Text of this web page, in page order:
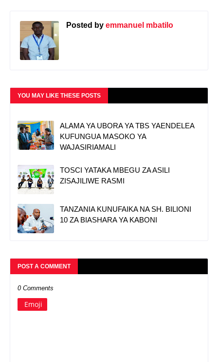
Posted by emmanuel mbatilo
YOU MAY LIKE THESE POSTS
ALAMA YA UBORA YA TBS YAENDELEA
KUFUNGUA MASOKO YA
WAJASIRIAMALI
TOSCI YATAKA MBEGU ZA ASILI
ZISAJILIWE RASMI
TANZANIA KUNUFAIKA NA SH. BILIONI
10 ZA BIASHARA YA KABONI
POST A COMMENT
0 Comments
Emoji